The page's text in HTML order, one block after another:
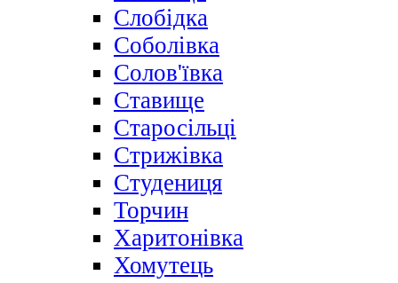
Слобідка
Соболівка
Солов'ївка
Ставище
Старосільці
Стрижівка
Студениця
Торчин
Харитонівка
Хомутець